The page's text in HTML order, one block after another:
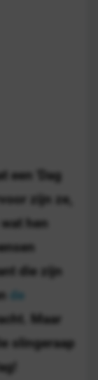
een 'Dag
zijn ze,
hen
die zijn
de
Maar
slingeraap